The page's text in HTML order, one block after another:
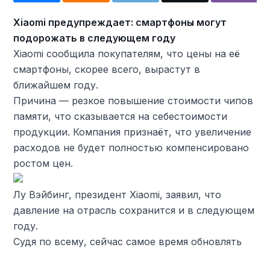
Xiaomi предупреждает: смартфоны могут
подорожать в следующем году
Xiaomi сообщила покупателям, что цены на её
смартфоны, скорее всего, вырастут в
ближайшем году.
Причина — резкое повышение стоимости чипов
памяти, что сказывается на себестоимости
продукции. Компания признаёт, что увеличение
расходов не будет полностью компенсировано
ростом цен.
Лу Вэйбинг, президент Xiaomi, заявил, что
давление на отрасль сохранится и в следующем
году.
Судя по всему, сейчас самое время обновлять